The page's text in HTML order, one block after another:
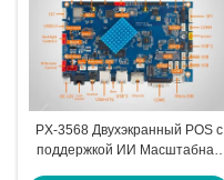
PX-3568 Двухэкранный POS с
поддержкой ИИ Масштабная